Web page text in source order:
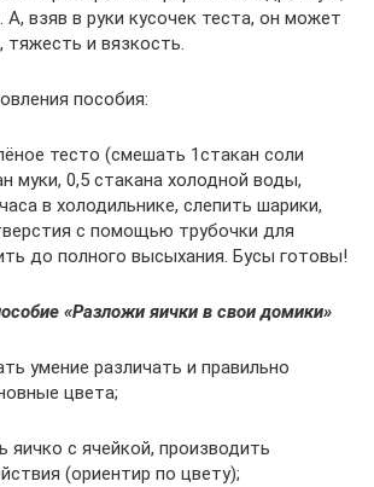
А, взяв в руки кусочек теста, он может
тяжесть и вязкость.
пособия:
тесто (смешать 1стакан соли
муки, 0,5 стакана холодной воды,
в холодильнике, слепить шарики,
с помощью трубочки для
до полного высыхания. Бусы готовы!
«Разложи яички в свои домики»
умение различать и правильно
цвета;
яичко с ячейкой, производить
(ориентир по цвету);